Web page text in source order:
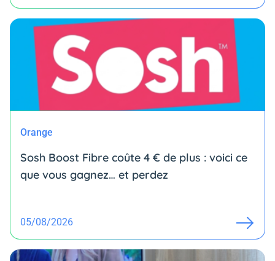
Orange
Sosh Boost Fibre coûte 4 € de plus : voici ce
que vous gagnez… et perdez
05/08/2026